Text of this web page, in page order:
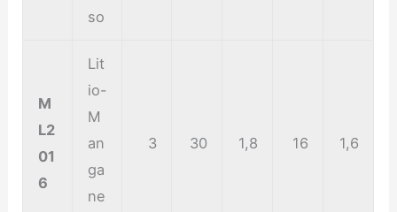
so
M
L2
01
6
Lit
io-
M
an
ga
ne
3 30 1,8 16 1,6